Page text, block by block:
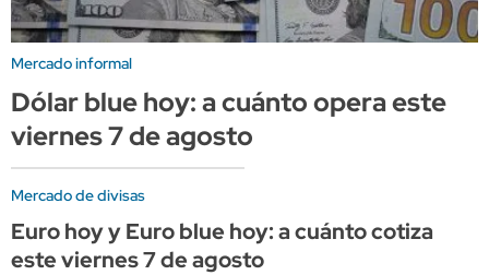
Mercado informal
Dólar blue hoy: a cuánto opera este
viernes 7 de agosto
Mercado de divisas
Euro hoy y Euro blue hoy: a cuánto cotiza
este viernes 7 de agosto